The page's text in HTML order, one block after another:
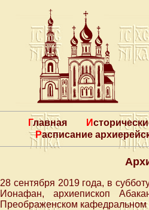
Главная
Расписание
28 сентября 2019 года, в
Ионафан, архиепископ
Преображенском кафедральном